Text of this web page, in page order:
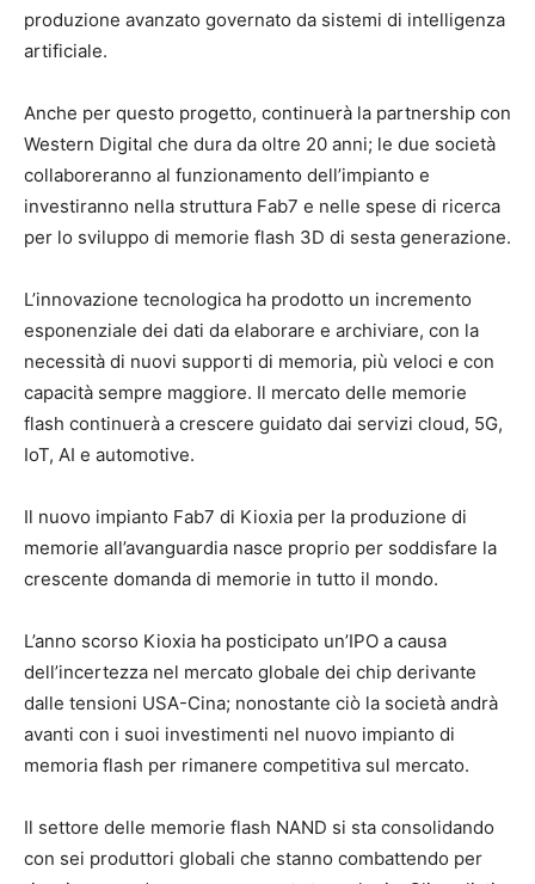
produzione avanzato governato da sistemi di intelligenza
artificiale.
Anche per questo progetto, continuerà la partnership con
Western Digital che dura da oltre 20 anni; le due società
collaboreranno al funzionamento dell’impianto e
investiranno nella struttura Fab7 e nelle spese di ricerca
per lo sviluppo di memorie flash 3D di sesta generazione.
L’innovazione tecnologica ha prodotto un incremento
esponenziale dei dati da elaborare e archiviare, con la
necessità di nuovi supporti di memoria, più veloci e con
capacità sempre maggiore. Il mercato delle memorie
flash continuerà a crescere guidato dai servizi cloud, 5G,
IoT, AI e automotive.
Il nuovo impianto Fab7 di Kioxia per la produzione di
memorie all’avanguardia nasce proprio per soddisfare la
crescente domanda di memorie in tutto il mondo.
L’anno scorso Kioxia ha posticipato un’IPO a causa
dell’incertezza nel mercato globale dei chip derivante
dalle tensioni USA-Cina; nonostante ciò la società andrà
avanti con i suoi investimenti nel nuovo impianto di
memoria flash per rimanere competitiva sul mercato.
Il settore delle memorie flash NAND si sta consolidando
con sei produttori globali che stanno combattendo per